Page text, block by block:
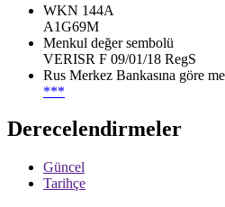
WKN 144A
A1G69M
Menkul değer sembolü
VERISR F 09/01/18 RegS
Rus Merkez Bankasına göre
***
Derecelendirmeler
Güncel
Tarihçe